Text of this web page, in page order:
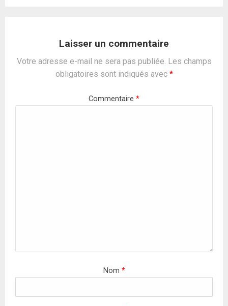
Laisser un commentaire
Votre adresse e-mail ne sera pas publiée. Les champs
obligatoires sont indiqués avec *
Commentaire *
Nom *